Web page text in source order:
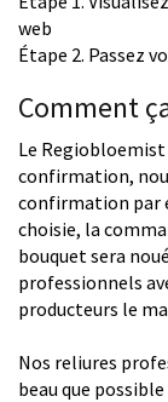
web
Étape 2. Passez
Comment
Le
confirmation,
confirmation par
choisie, la
bouquet sera
professionnels
producteurs le
Nos reliures
beau que